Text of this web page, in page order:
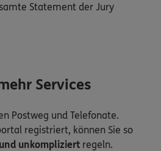
Statement der Jury
Services
Postweg und Telefonate.
registriert, können Sie so
unkompliziert regeln.